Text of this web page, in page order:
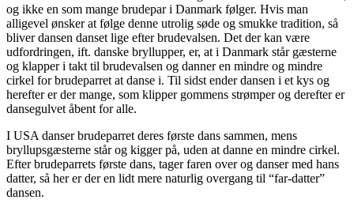
og ikke en som mange brudepar i Danmark følger. Hvis man
alligevel ønsker at følge denne utrolig søde og smukke tradition, så
bliver dansen danset lige efter brudevalsen. Det der kan være
udfordringen, ift. danske bryllupper, er, at i Danmark står gæsterne
og klapper i takt til brudevalsen og danner en mindre og mindre
cirkel for brudeparret at danse i. Til sidst ender dansen i et kys og
herefter er der mange, som klipper gommens strømper og derefter er
dansegulvet åbent for alle.
I USA danser brudeparret deres første dans sammen, mens
bryllupsgæsterne står og kigger på, uden at danne en mindre cirkel.
Efter brudeparrets første dans, tager faren over og danser med hans
datter, så her er der en lidt mere naturlig overgang til “far-datter”
dansen.